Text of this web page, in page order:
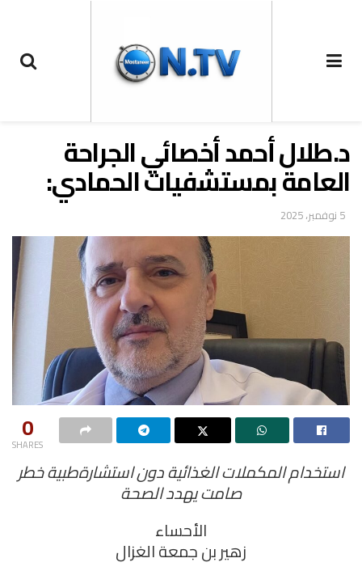
د.طلال أحمد أخصائي الجراحة
العامة بمستشفيات الحمادي:
5 نوفمبر، 2025
0
SHARES
استخدام المكملات الغذائية دون استشارةطبية خطر
صامت يهدد الصحة
الأحساء
زهير بن جمعة الغزال